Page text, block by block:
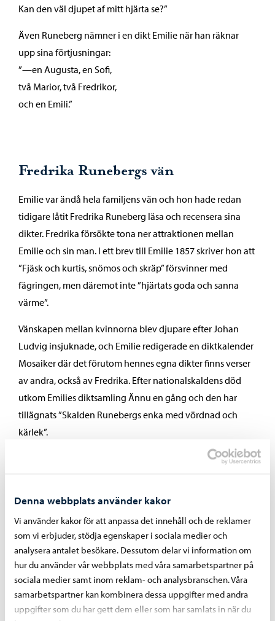
Denna webbplats använder kakor
Vi använder kakor för att anpassa det innehåll och de reklamer
som vi erbjuder, stödja egenskaper i sociala medier och
analysera antalet besökare. Dessutom delar vi information om
hur du använder vår webbplats med våra samarbetspartner på
sociala medier samt inom reklam- och analysbranschen. Våra
samarbetspartner kan kombinera dessa uppgifter med andra
uppgifter som du har gett dem eller som har samlats in när du
Kan den väl djupet af mitt hjärta se?”
Även Runeberg nämner i en dikt Emilie när han räknar
upp sina förtjusningar:
”—en Augusta, en Sofi,
två Marior, två Fredrikor,
och en Emili.”
Fredrika Runebergs vän
Emilie var ändå hela familjens vän och hon hade redan
tidigare låtit Fredrika Runeberg läsa och recensera sina
dikter. Fredrika försökte tona ner attraktionen mellan
Emilie och sin man. I ett brev till Emilie 1857 skriver hon att
”Fjäsk och kurtis, snömos och skräp” försvinner med
fägringen, men däremot inte ”hjärtats goda och sanna
värme”.
Vänskapen mellan kvinnorna blev djupare efter Johan
Ludvig insjuknade, och Emilie redigerade en diktkalender
Mosaiker där det förutom hennes egna dikter finns verser
av andra, också av Fredrika. Efter nationalskaldens död
utkom Emilies diktsamling Ännu en gång och den har
tillägnats ”Skalden Runebergs enka med vördnad och
kärlek”.
Utomstående tyckte att Emilie var en fjolla och först när
breven som Runeberg hade skrivit till henne publicerades
Emilie blev 82 år gammal och hon har begravts på
Näsebacken nära Runebergs grav.
Förhållandet mellan Johan Ludvig Runeberg och Emilie
Björkstén var temat för filmen Skaldekonungen och
flyttfågeln som T. J. Särkkä regisserade år 1940.